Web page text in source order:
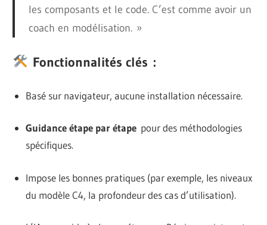
les composants et le code. C’est comme avoir un
coach en modélisation. »
Fonctionnalités clés :
Basé sur navigateur, aucune installation nécessaire.
Guidance étape par étapepour des méthodologies
spécifiques.
Impose les bonnes pratiques (par exemple, les niveaux
du modèle C4, la profondeur des cas d’utilisation).